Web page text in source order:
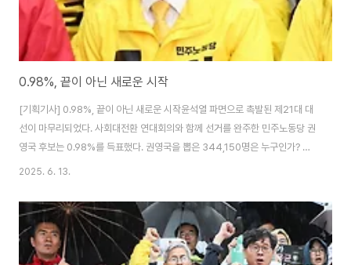
0.98%, 끝이 아닌 새로운 시작
[기획기사] 0.98%, 끝이 아닌 새로운 시작윤석열 파면으로 촉발된 제21대 대
선이 마무리되었다. 사회대전환 연대회의와 함께 선거를 완주한 민주노동당 권
영국 후보는 0.98%를 득표했다. 권영국을 뽑은 344,150명은 누구인가? 선
거 결과는 무엇을 시사하며 독자적 진보정치는 지금 어디에 서 있는가? 새로운
통령의 비상계엄과 파면으로 인해 촉발된 제21대 대통령 선거가 지난 6월 3일
막을 내렸다. 더불어민주당 이재명 후보는 50%에 육박하는 득표율로 대통령
에 당선되었고, 국민의힘 김문수 후보는 자당 출신 대통령의 내란 국면에 치러
진 선거임에도 불구하고 41%를 득표하여 여전히 '보수 콘크리트'가 굳건함을
2025. 6. 13.